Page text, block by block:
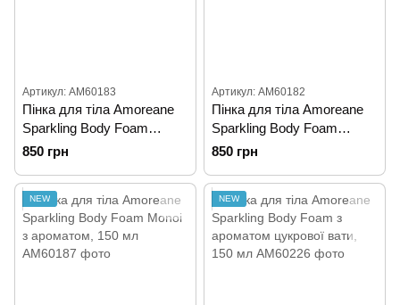
Артикул: AM60183
Пінка для тіла Amoreane
Sparkling Body Foam
Strawberry Champagne з
850 грн
Артикул: AM60182
Пінка для тіла Amoreane
Sparkling Body Foam
Passionfruit Daiquiri з
850 грн
NEW NEW